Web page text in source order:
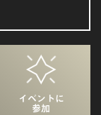
イベントに
参加